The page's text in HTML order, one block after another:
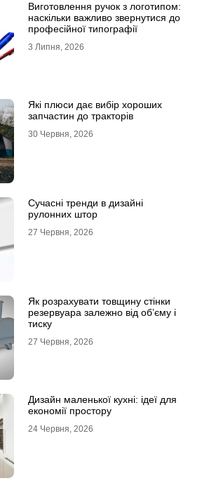
Виготовлення ручок з логотипом:
наскільки важливо звернутися до
професійної типографії
3 Липня, 2026
Які плюси дає вибір хороших
запчастин до тракторів
30 Червня, 2026
Сучасні тренди в дизайні
рулонних штор
27 Червня, 2026
Як розрахувати товщину стінки
резервуара залежно від об’єму і
тиску
27 Червня, 2026
Дизайн маленької кухні: ідеї для
економії простору
24 Червня, 2026